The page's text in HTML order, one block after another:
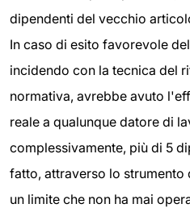
dipendenti del vecchio
In caso di esito favorevole
incidendo con la tecnica del
normativa, avrebbe avuto
reale a qualunque datore di
complessivamente, più di 5
fatto, attraverso lo
un limite che non ha mai